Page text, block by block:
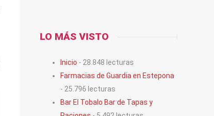
LO MÁS VISTO
Inicio - 28.848 lecturas
Farmacias de Guardia en Estepona
- 25.796 lecturas
Bar El Tobalo Bar de Tapas y